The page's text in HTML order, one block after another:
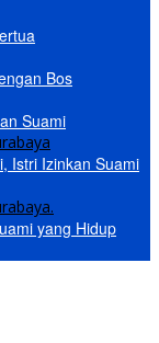
Bos
Suami
Istri Izinkan Suami
yang Hidup